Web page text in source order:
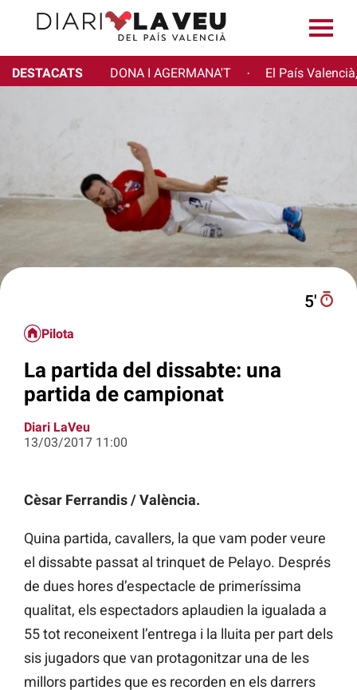
DESTACATS DONA I AGERMANA'T · El País
5′
Pilota
La partida del dissabte: una
partida de campionat
Diari LaVeu
13/03/2017 11:00
Cèsar Ferrandis / València.
Quina partida, cavallers, la que vam poder veure
el dissabte passat al trinquet de Pelayo. Després
de dues hores d’espectacle de primeríssima
qualitat, els espectadors aplaudien la igualada a
55 tot reconeixent l’entrega i la lluita per part dels
sis jugadors que van protagonitzar una de les
millors partides que es recorden en els darrers